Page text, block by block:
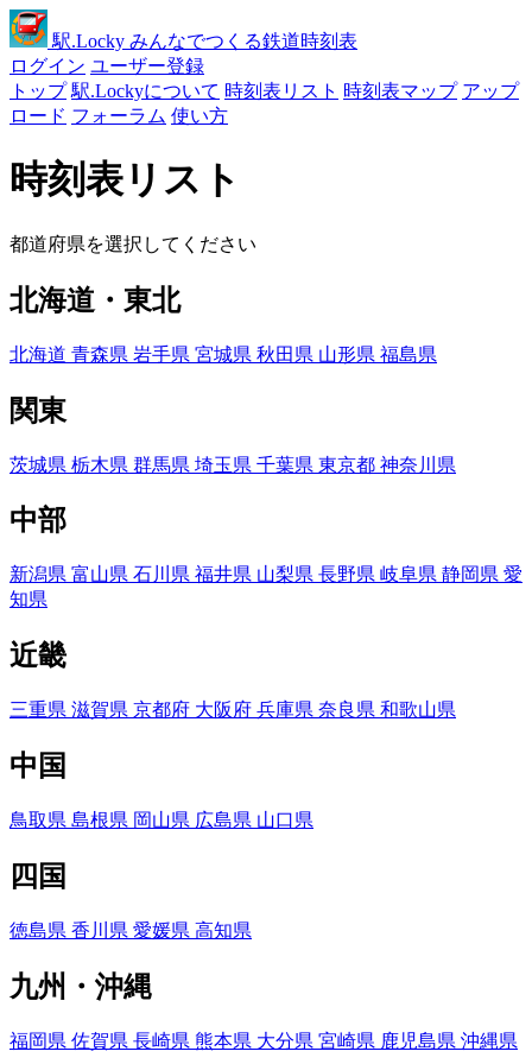
駅.Locky みんなでつくる鉄道時刻表
ログイン ユーザー登録
トップ 駅.Lockyについて 時刻表リスト 時刻表マップ アップ
ロード フォーラム 使い方
時刻表リスト
都道府県を選択してください
北海道・東北
北海道 青森県 岩手県 宮城県 秋田県 山形県 福島県
関東
茨城県 栃木県 群馬県 埼玉県 千葉県 東京都 神奈川県
中部
新潟県 富山県 石川県 福井県 山梨県 長野県 岐阜県 静岡県 愛
知県
近畿
三重県 滋賀県 京都府 大阪府 兵庫県 奈良県 和歌山県
中国
鳥取県 島根県 岡山県 広島県 山口県
四国
徳島県 香川県 愛媛県 高知県
九州・沖縄
福岡県 佐賀県 長崎県 熊本県 大分県 宮崎県 鹿児島県 沖縄県